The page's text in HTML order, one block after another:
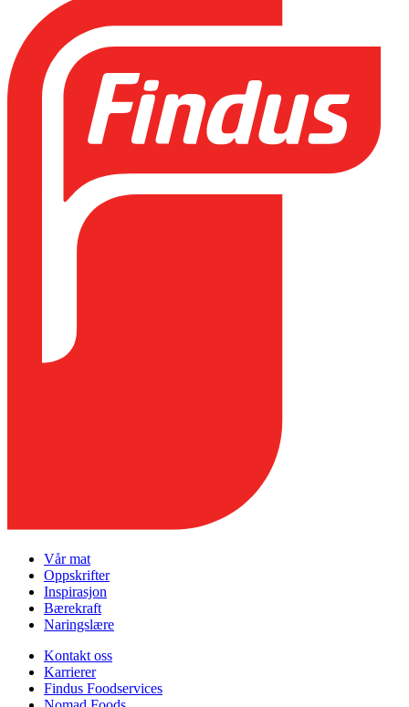
Vår mat
Oppskrifter
Inspirasjon
Bærekraft
Naringslære
Kontakt oss
Karrierer
Findus Foodservices